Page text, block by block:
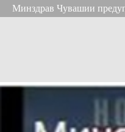
Минздрав Чувашии